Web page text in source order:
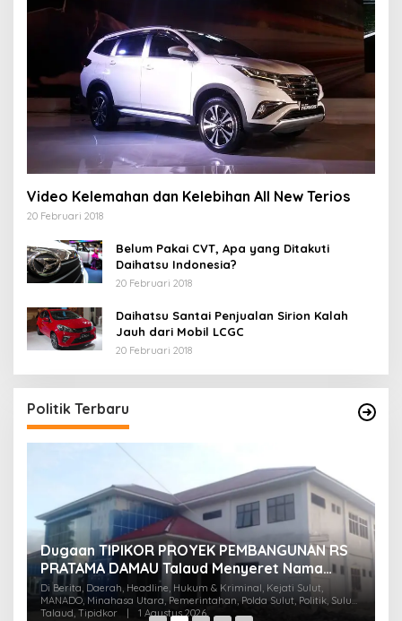
Video Kelemahan dan Kelebihan All New Terios
20 Februari 2018
Belum Pakai CVT, Apa yang Ditakuti
Daihatsu Indonesia?
20 Februari 2018
Daihatsu Santai Penjualan Sirion Kalah
Jauh dari Mobil LCGC
20 Februari 2018
Politik Terbaru
Dugaan TIPIKOR PROYEK PEMBANGUNAN RS
PRATAMA DAMAU Talaud Menyeret Nama
Anggota DPRD Minut
Di Berita, Daerah, Headline, Hukum & Kriminal, Kejati Sulut,
MANADO, Minahasa Utara, Pemerintahan, Polda Sulut, Politik, Sulut,
Talaud, Tipidkor
1 Agustus 2026